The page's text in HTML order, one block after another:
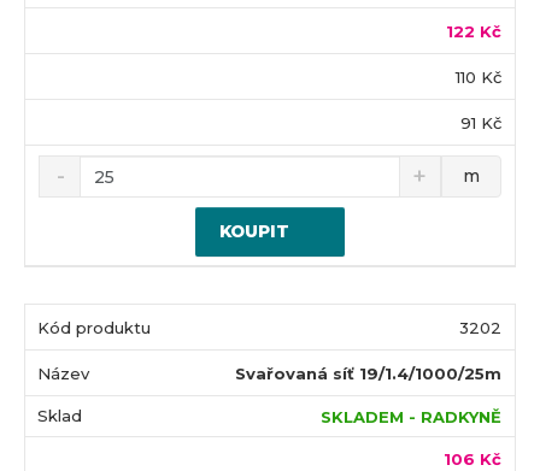
122 Kč
110 Kč
91 Kč
m
KOUPIT
3202
Svařovaná síť 19/1.4/1000/25m
SKLADEM - RADKYNĚ
106 Kč